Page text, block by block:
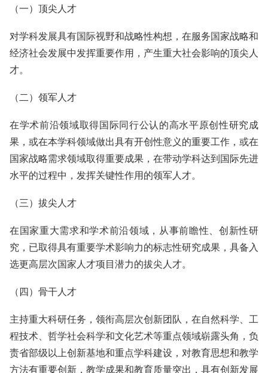
（一）顶尖人才
对学科发展具有国际视野和战略性构想，在服务国家战略和
经济社会发展中发挥重要作用，产生重大社会影响的顶尖人
才。
（二）领军人才
在学术前沿领域取得国际同行公认的高水平原创性研究成
果，或在本学科领域做出具有开创性意义的重要工作，或在
国家战略需求领域取得重要成果，在带动学科达到国际先进
水平的过程中，发挥关键性作用的领军人才。
（三）拔尖人才
在国家重大需求和学术前沿领域，从事前瞻性、创新性研
究，已取得具有重要学术影响力的标志性研究成果，具备入
选更高层次国家人才项目潜力的拔尖人才。
（四）骨干人才
主持重大科研任务，领衔高层次创新团队，在自然科学、工
程技术、哲学社会科学和文化艺术等重点领域崭露头角，负
责省部级以上创新基地和重点学科建设，对教育思想和教学
方法有重要创新，教学成果和教育质量突出，具有创新发展